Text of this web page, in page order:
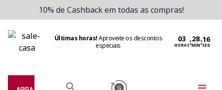
10% de Cashback em todas as compras!
Últimas horas!Aproveite os descontos
especiais
HORAS:MIN:SEG